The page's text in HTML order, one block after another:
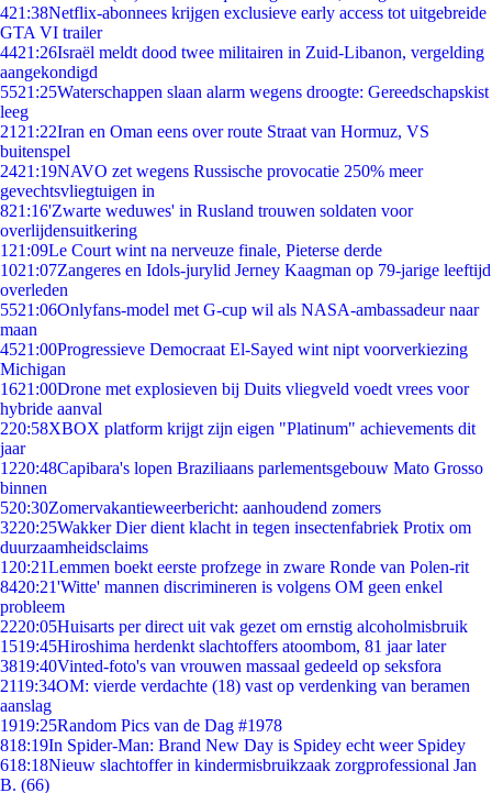
421:38Netflix-abonnees krijgen exclusieve early access tot uitgebreide
GTA VI trailer
4421:26Israël meldt dood twee militairen in Zuid-Libanon, vergelding
aangekondigd
5521:25Waterschappen slaan alarm wegens droogte: Gereedschapskist
leeg
21 21:22Iran en Oman eens over route Straat van Hormuz, VS
buitenspel
2421:19NAVO zet wegens Russische provocatie 250% meer
gevechtsvliegtuigen in
821:16'Zwarte weduwes' in Rusland trouwen soldaten voor
overlijdensuitkering
1 21:09Le Court wint na nerveuze finale, Pieterse derde
1021:07Zangeres en Idols-jurylid Jerney Kaagman op 79-jarige leeftijd
overleden
5521:06Onlyfans-model met G-cup wil als NASA-ambassadeur naar
maan
4521:00Progressieve Democraat El-Sayed wint nipt voorverkiezing
Michigan
1621:00Drone met explosieven bij Duits vliegveld voedt vrees voor
hybride aanval
220:58XBOX platform krijgt zijn eigen "Platinum" achievements dit
jaar
1220:48Capibara's lopen Braziliaans parlementsgebouw Mato Grosso
binnen
520:30Zomervakantieweerbericht: aanhoudend zomers
3220:25Wakker Dier dient klacht in tegen insectenfabriek Protix om
duurzaamheidsclaims
1 20:21Lemmen boekt eerste profzege in zware Ronde van Polen-rit
8420:21'Witte' mannen discrimineren is volgens OM geen enkel
probleem
2220:05Huisarts per direct uit vak gezet om ernstig alcoholmisbruik
1519:45Hiroshima herdenkt slachtoffers atoombom, 81 jaar later
3819:40Vinted-foto's van vrouwen massaal gedeeld op seksfora
2119:34OM: vierde verdachte (18) vast op verdenking van beramen
aanslag
1919:25Random Pics van de Dag #1978
818:19In Spider-Man: Brand New Day is Spidey echt weer Spidey
618:18Nieuw slachtoffer in kindermisbruikzaak zorgprofessional Jan
B. (66)